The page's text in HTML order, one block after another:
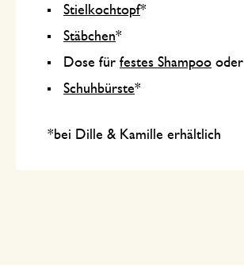
Stielkochtopf*
Stäbchen*
Dose für festes Shampoo oder
Schuhbürste*
*bei Dille & Kamille erhältlich